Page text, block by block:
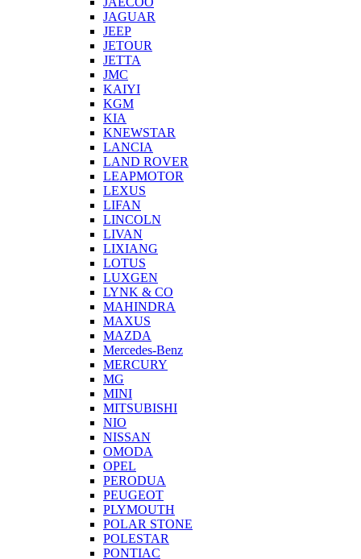
JAGUAR
JEEP
JETOUR
JETTA
JMC
KAIYI
KGM
KIA
KNEWSTAR
LANCIA
LAND ROVER
LEAPMOTOR
LEXUS
LIFAN
LINCOLN
LIVAN
LIXIANG
LOTUS
LUXGEN
LYNK & CO
MAHINDRA
MAXUS
MAZDA
Mercedes-Benz
MERCURY
MG
MINI
MITSUBISHI
NIO
NISSAN
OMODA
OPEL
PERODUA
PEUGEOT
PLYMOUTH
POLAR STONE
POLESTAR
PONTIAC